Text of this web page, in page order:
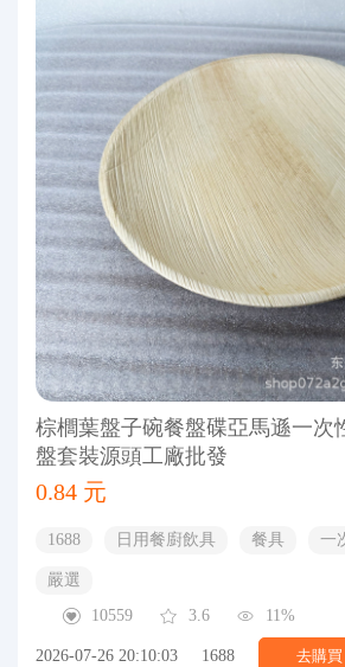
棕櫚葉盤子碗餐盤碟亞馬遜一次
盤套裝源頭工廠批發
0.84 元
1688 日用餐廚飲具 餐具 一
嚴選
10559
3.6 11%
2026-07-26 20:10:03 1688 去購買